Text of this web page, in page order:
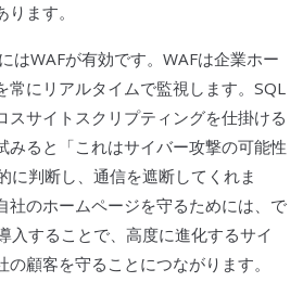
ます。
はWAFが有効です。WAFは企業ホー
常にリアルタイムで監視します。SQL
スサイトスクリプティングを仕掛ける
みると「これはサイバー攻撃の可能性
に判断し、通信を遮断してくれま
社のホームページを守るためには、で
入することで、高度に進化するサイ
の顧客を守ることにつながります。